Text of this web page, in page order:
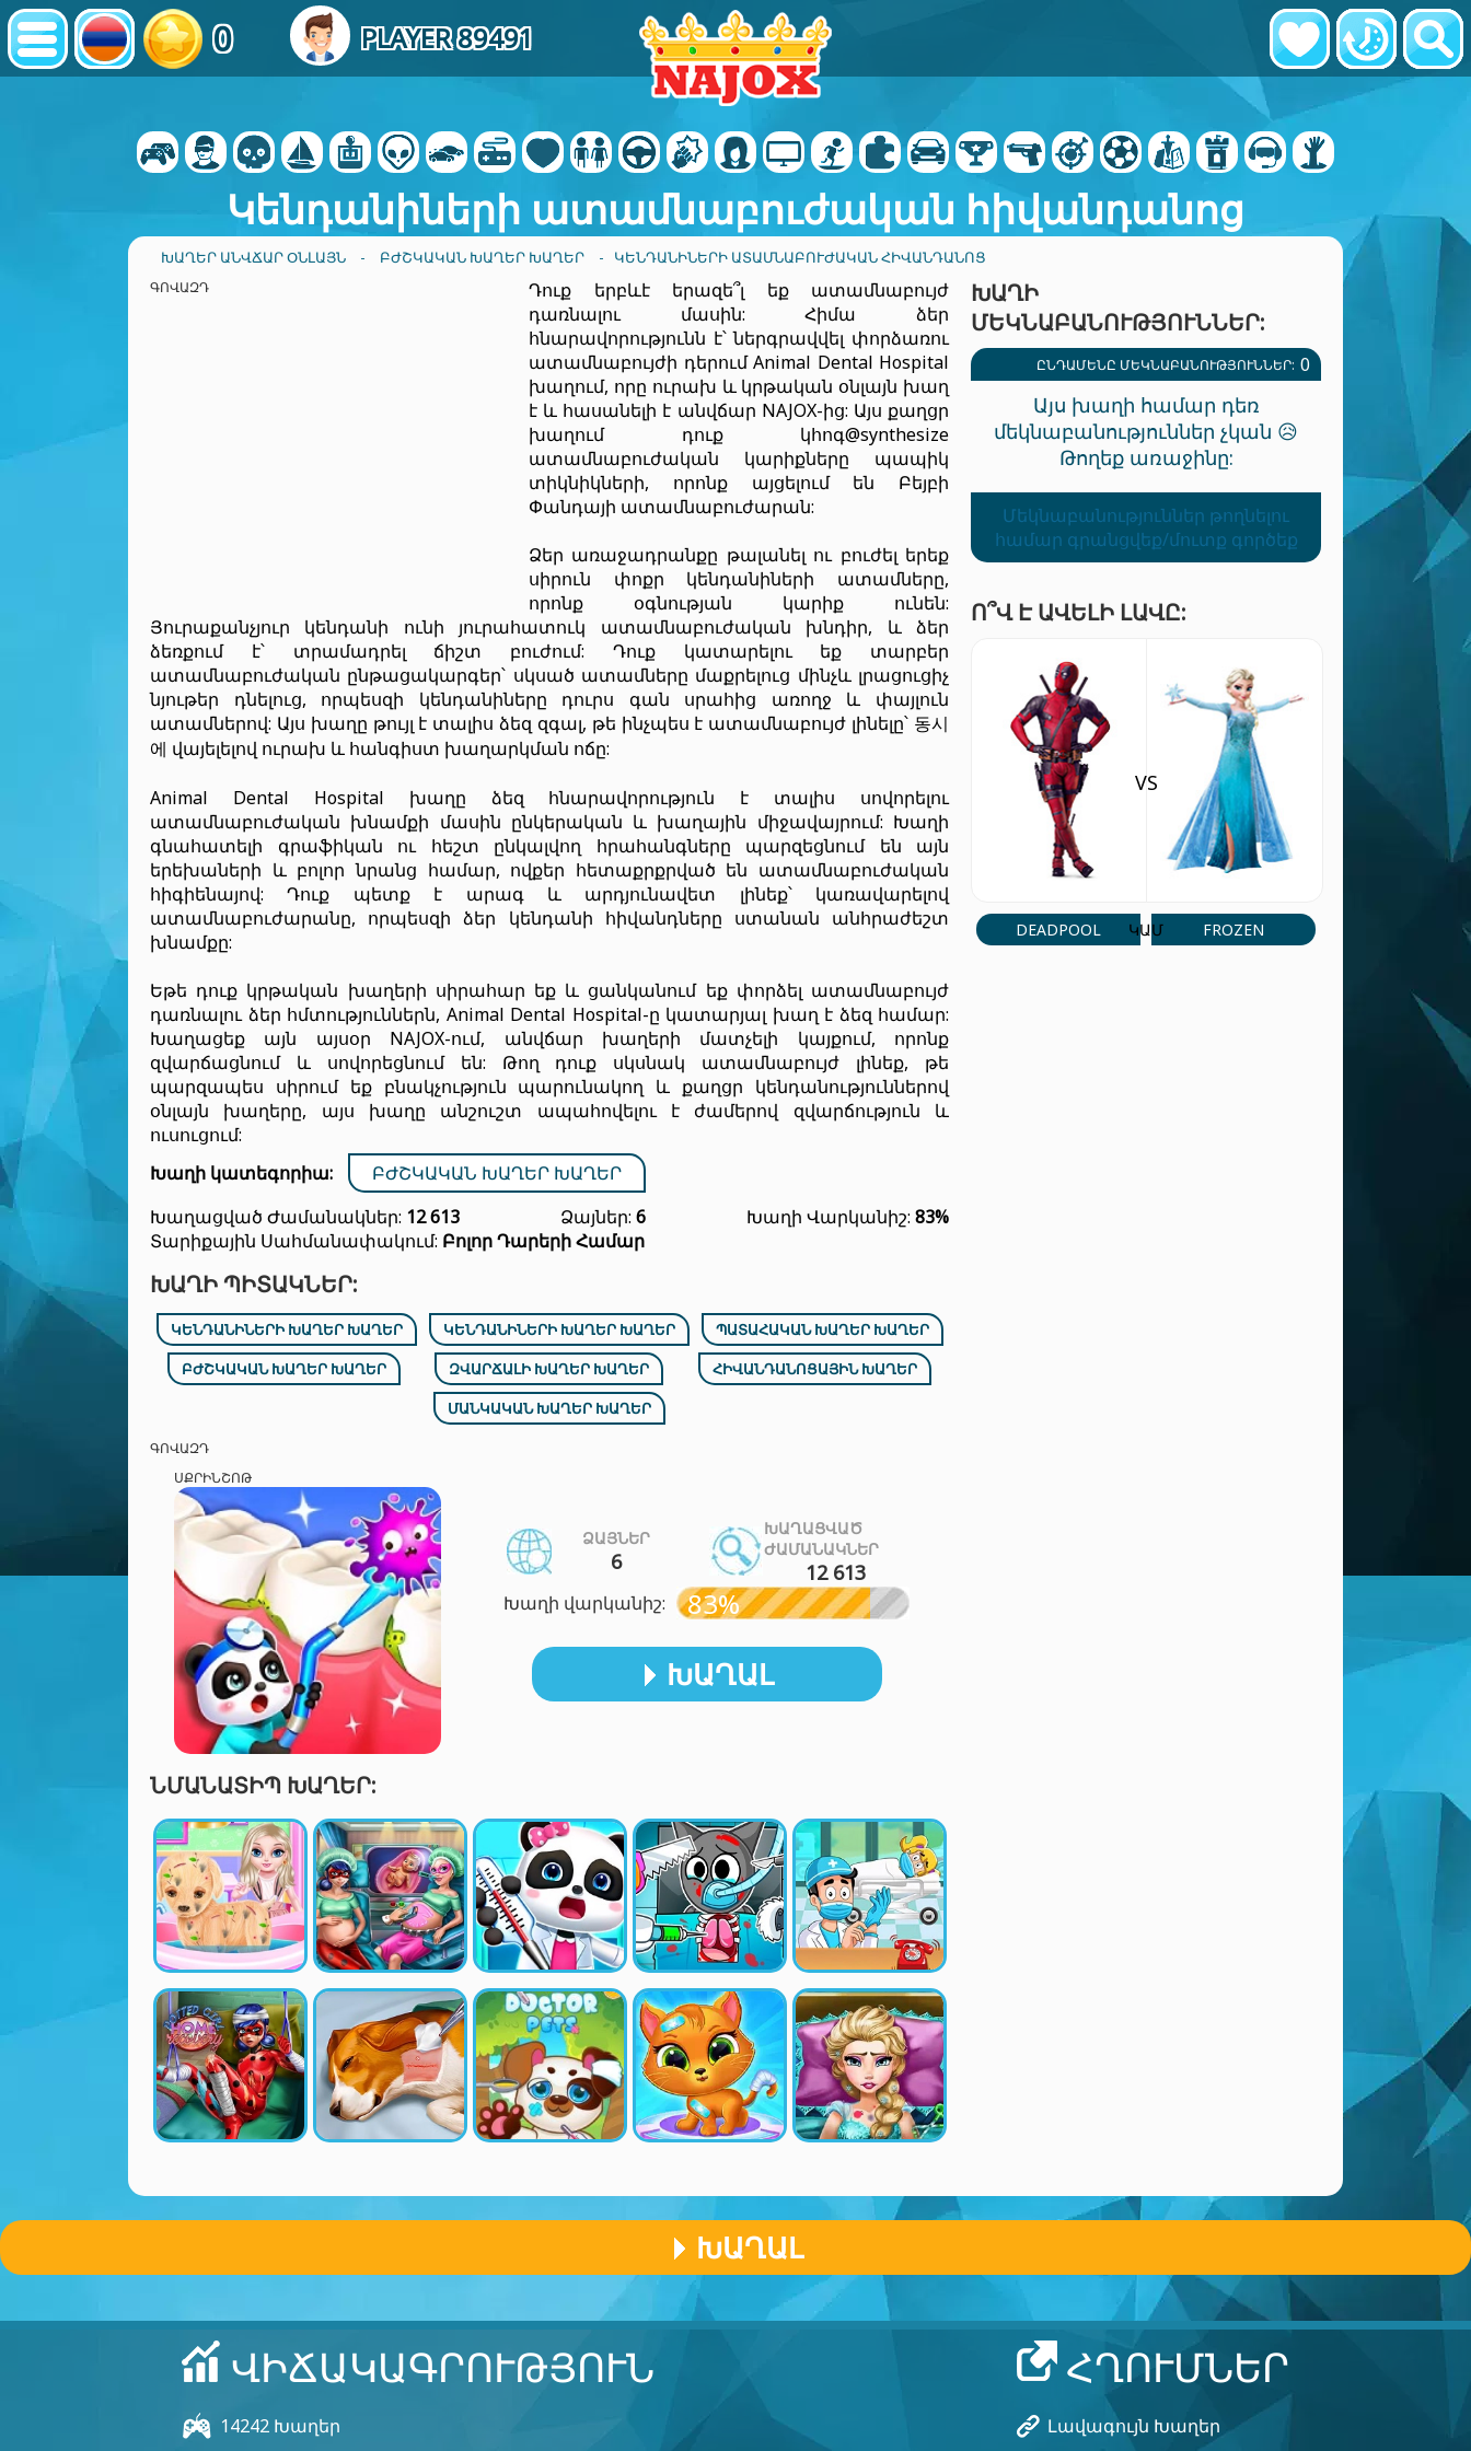
0 PLAYER 89491
Կենդանիների ատամնաբուժական հիվանդանոց
ԽԱՂԵՐ ԱՆՎՃԱՐ ՕՆԼԱՅՆ - ԲԺՇԿԱԿԱՆ ԽԱՂԵՐ ԽԱՂԵՐ - ԿԵՆԴԱՆԻՆԵՐԻ ԱՏԱՄՆԱԲՈՒԺԱԿԱՆ ՀԻՎԱՆԴԱՆՈՑ
ԳՈՎԱԶԴ
Դուք երբևէ երազե՞լ եք ատամնաբույժ
դառնալու մասին: Հիմա ձեր
հնարավորությունն է՝ ներգրավվել փորձառու
ատամնաբույժի դերում Animal Dental Hospital
խաղում, որը ուրախ և կրթական օնլայն խաղ
է և հասանելի է անվճար NAJOX-ից: Այս քաղցր
խաղում դուք կհոգ@synthesize
ատամնաբուժական կարիքները պապիկ
տիկնիկների, որոնք այցելում են Բեյբի
Փանդայի ատամնաբուժարան:
Ձեր առաջադրանքը թալանել ու բուժել երեք
սիրուն փոքր կենդանիների ատամները,
որոնք օգնության կարիք ունեն:
Յուրաքանչյուր կենդանի ունի յուրահատուկ ատամնաբուժական խնդիր, և ձեր
ձեռքում է՝ տրամադրել ճիշտ բուժում: Դուք կատարելու եք տարբեր
ատամնաբուժական ընթացակարգեր՝ սկսած ատամները մաքրելուց մինչև լրացուցիչ
նյութեր դնելուց, որպեսզի կենդանիները դուրս գան սրահից առողջ և փայլուն
ատամներով: Այս խաղը թույլ է տալիս ձեզ զգալ, թե ինչպես է ատամնաբույժ լինելը՝ 동시
에 վայելելով ուրախ և հանգիստ խաղարկման ոճը:
Animal Dental Hospital խաղը ձեզ հնարավորություն է տալիս սովորելու
ատամնաբուժական խնամքի մասին ընկերական և խաղային միջավայրում: Խաղի
գնահատելի գրաֆիկան ու հեշտ ընկալվող հրահանգները պարզեցնում են այն
երեխաների և բոլոր նրանց համար, ովքեր հետաքրքրված են ատամնաբուժական
հիգիենայով: Դուք պետք է արագ և արդյունավետ լինեք՝ կառավարելով
ատամնաբուժարանը, որպեսզի ձեր կենդանի հիվանդները ստանան անհրաժեշտ
խնամքը:
Եթե դուք կրթական խաղերի սիրահար եք և ցանկանում եք փորձել ատամնաբույժ
դառնալու ձեր հմտություններն, Animal Dental Hospital-ը կատարյալ խաղ է ձեզ համար:
Խաղացեք այն այսօր NAJOX-ում, անվճար խաղերի մատչելի կայքում, որոնք
զվարճացնում և սովորեցնում են: Թող դուք սկսնակ ատամնաբույժ լինեք, թե
պարզապես սիրում եք բնակչություն պարունակող և քաղցր կենդանություններով
օնլայն խաղերը, այս խաղը անշուշտ ապահովելու է ժամերով զվարճություն և
ուսուցում:
Խաղի կատեգորիա:
ԲԺՇԿԱԿԱՆ ԽԱՂԵՐ ԽԱՂԵՐ
Խաղացված Ժամանակներ: 12 613 Ձայներ: 6 Խաղի Վարկանիշ: 83%
Տարիքային Սահմանափակում: Բոլոր Դարերի Համար
ԽԱՂԻ ՊԻՏԱԿՆԵՐ:
ԿԵՆԴԱՆԻՆԵՐԻ ԽԱՂԵՐ ԽԱՂԵՐ ԿԵՆԴԱՆԻՆԵՐԻ ԽԱՂԵՐ ԽԱՂԵՐ
ՊԱՏԱՀԱԿԱՆ ԽԱՂԵՐ ԽԱՂԵՐ
ԲԺՇԿԱԿԱՆ ԽԱՂԵՐ ԽԱՂԵՐ
ԶՎԱՐՃԱԼԻ ԽԱՂԵՐ ԽԱՂԵՐ
ՀԻՎԱՆԴԱՆՈՑԱՅԻՆ ԽԱՂԵՐ
ՄԱՆԿԱԿԱՆ ԽԱՂԵՐ ԽԱՂԵՐ
ԳՈՎԱԶԴ
ՍՔՐԻՆՇՈԹ
ՁԱՅՆԵՐ
6
ԽԱՂԱՑՎԱԾ
ԺԱՄԱՆԱԿՆԵՐ
12 613
Խաղի վարկանիշ: 83%
ԽԱՂԱԼ
ՆՄԱՆԱՏԻՊ ԽԱՂԵՐ:
ԽԱՂԻ
ՄԵԿՆԱԲԱՆՈՒԹՅՈՒՆՆԵՐ:
ԸՆԴԱՄԵՆԸ ՄԵԿՆԱԲԱՆՈՒԹՅՈՒՆՆԵՐ: 0
Այս խաղի համար դեռ
մեկնաբանություններ չկան 😥
Թողեք առաջինը:
Մեկնաբանություններ թողնելու
համար գրանցվեք/մուտք գործեք
Ո՞Վ Է ԱՎԵԼԻ ԼԱՎԸ:
DEADPOOL
VS
ԿԱՄ FROZEN
ԽԱՂԱԼ
ՎԻՃԱԿԱԳՐՈՒԹՅՈՒՆ
14242 Խաղեր
ՀՂՈՒՄՆԵՐ
Լավագույն Խաղեր